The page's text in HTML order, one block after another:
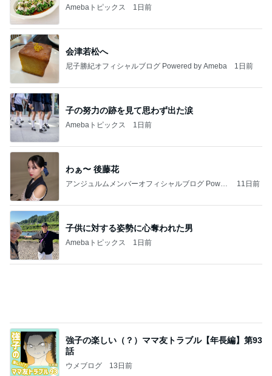
Amebaトピックス 1日前
会津若松へ
尼子勝紀オフィシャルブログ Powered by Ameba 1日前
子の努力の跡を見て思わず出た涙
Amebaトピックス 1日前
わぁ〜 後藤花
アンジュルムメンバーオフィシャルブログ Power
11日前
子供に対する姿勢に心奪われた男
Amebaトピックス 1日前
強子の楽しい（？）ママ友トラブル【年長編】第93
話
ウメブログ 13日前